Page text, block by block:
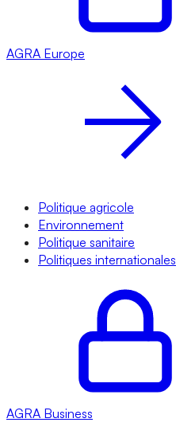
AGRA Europe
Politique agricole
Environnement
Politique sanitaire
Politiques internationales
AGRA Business